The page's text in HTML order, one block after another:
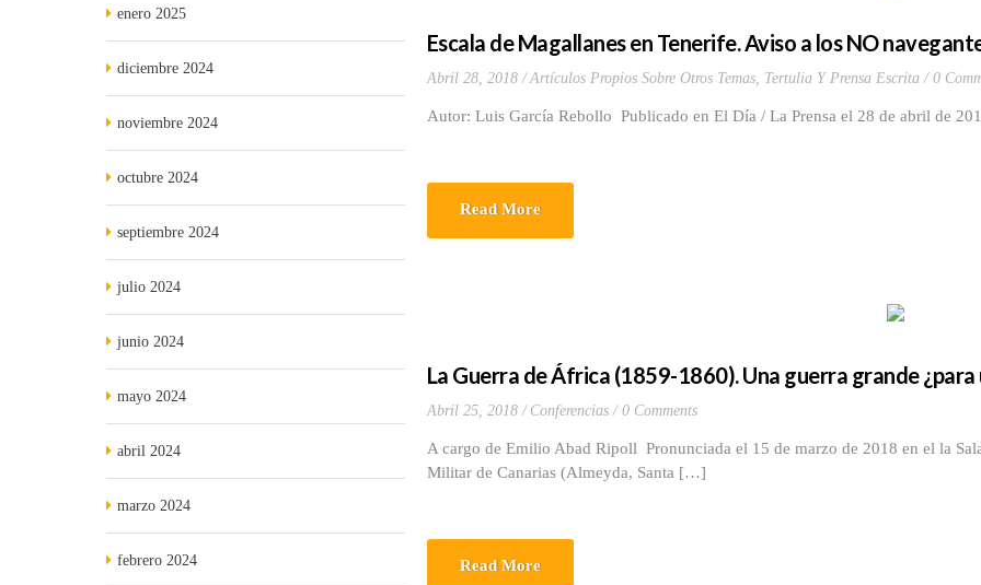
Escala de Magallanes en Tenerife. Aviso a los NO
Abril 28, 2018 Artículos Propios Sobre Otros Temas, Tertulia Y Prensa Escrita 0
Autor: Luis García Rebollo Publicado en El Día / La Prensa el 28 de abril de
Read More
La Guerra de África (1859-1860). Una guerra grande ¿para
Abril 25, 2018 Conferencias 0 Comments
A cargo de Emilio Abad Ripoll Pronunciada el 15 de marzo de 2018 en el la
Militar de Canarias (Almeyda, Santa […]
Read More
enero 2025
diciembre 2024
noviembre 2024
octubre 2024
septiembre 2024
julio 2024
junio 2024
mayo 2024
abril 2024
marzo 2024
febrero 2024